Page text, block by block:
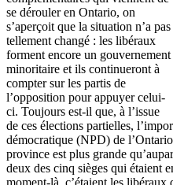
se dérouleren Ontario, on
s’aperçoit que la situation n’a pas
tellement changé : les libéraux
forment encore un gouvernement
minoritaire et ils continueront à
compter surles partis de
l’opposition pourappuyer celui-
ci. Toujours est-il que, à l’issue
de ces élections partielles,
démocratique (NPD) de l’Ontario
province est plus grande
deux des cinq sièges qui étaient
moment-là, c’étaient les libéraux